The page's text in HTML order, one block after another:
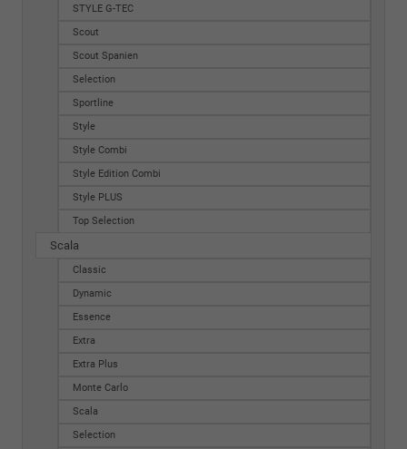
STYLE G-TEC
Scout
Scout Spanien
Selection
Sportline
Style
Style Combi
Style Edition Combi
Style PLUS
Top Selection
Scala
Classic
Dynamic
Essence
Extra
Extra Plus
Monte Carlo
Scala
Selection